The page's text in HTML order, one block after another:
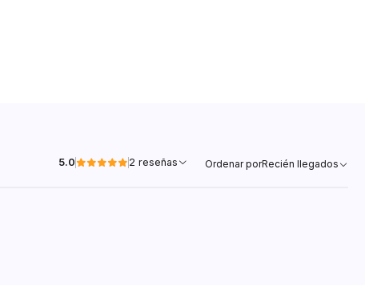
5.0 2 reseñas Ordenar porRecién llegados